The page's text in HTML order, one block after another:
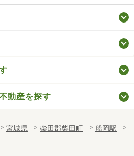
動産を探す
宮城県 柴田郡柴田町
船岡駅